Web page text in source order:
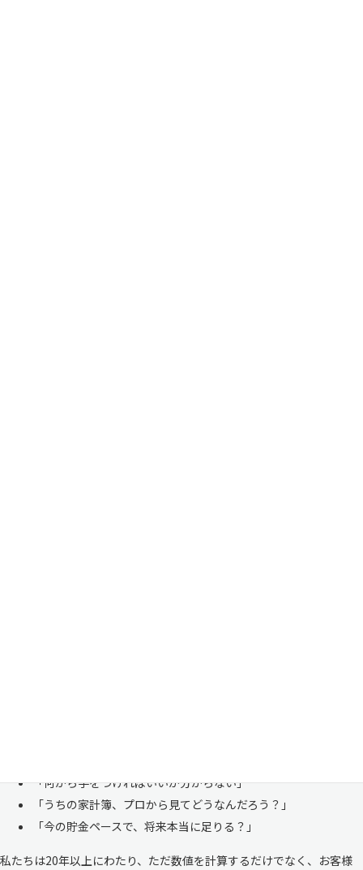
「何から手をつければいいか分からない」
「うちの家計簿、プロから見てどうなんだろう？」
「今の貯金ペースで、将来本当に足りる？」
私たちは20年以上にわたり、ただ数値を計算するだけでなく、お客様